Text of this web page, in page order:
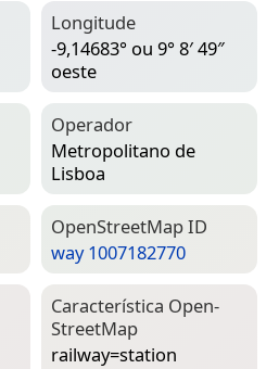
Longitude
-9,14683° ou 9° 8′ 49″
oeste
Operador
Metropolitano de
Lisboa
Open­Street­Map ID
way 1007182770
Característica Open­
Street­Map
railway=­station